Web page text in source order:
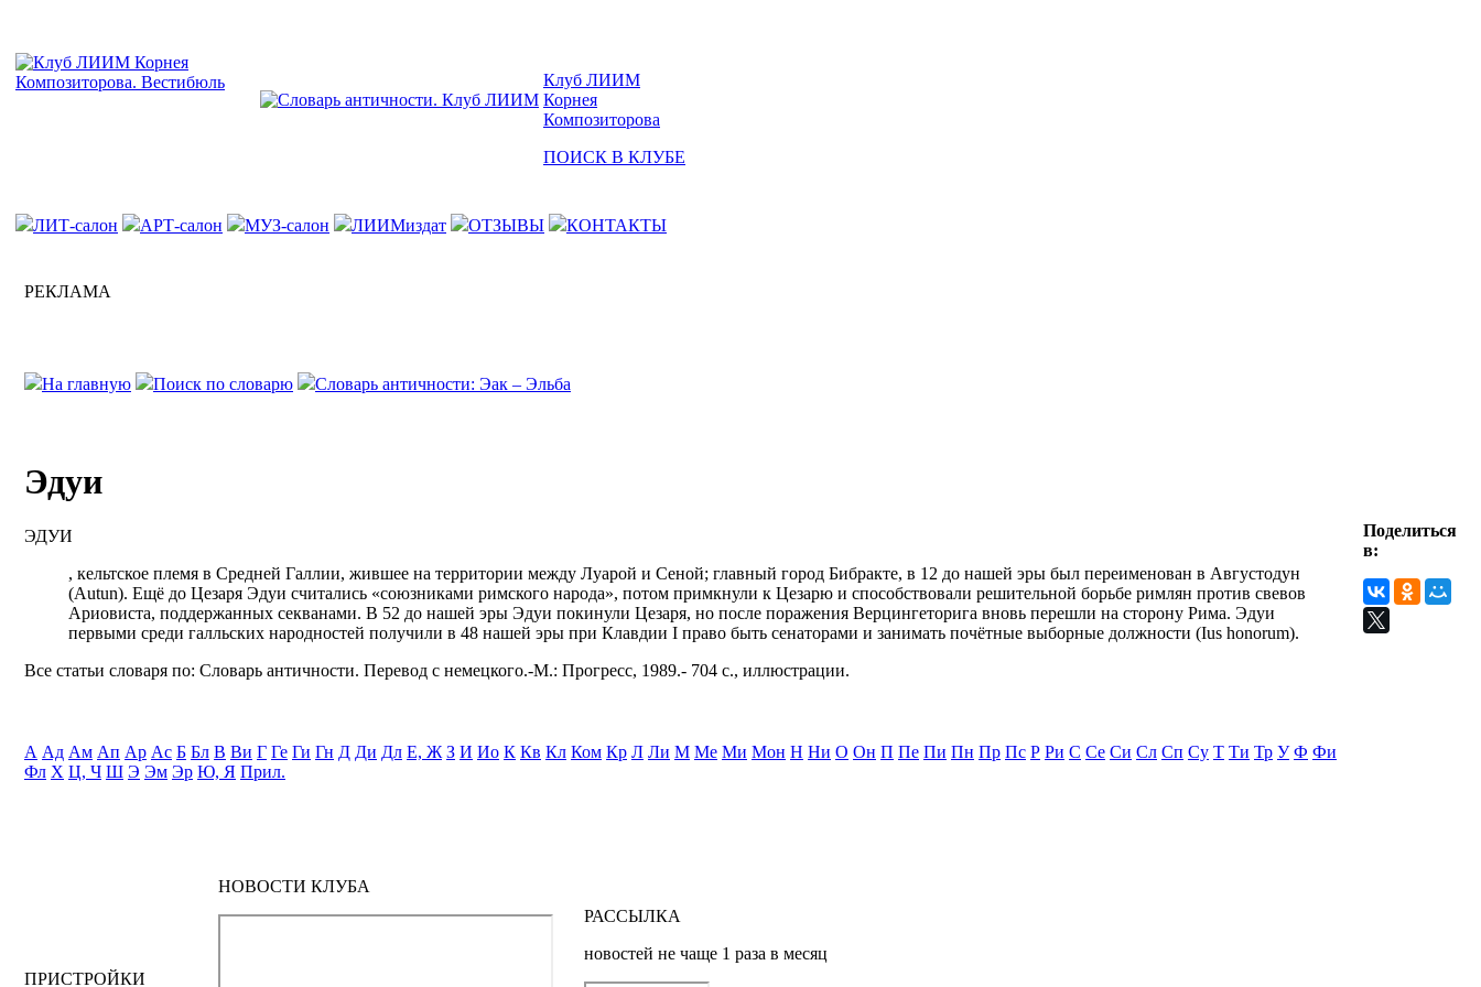
Клуб ЛИИМ
Корнея
Композиторова
ПОИСК В КЛУБЕ
ЛИТ-салон АРТ-салон МУЗ-салон ЛИИМиздат ОТЗЫВЫ КОНТАКТЫ
РЕКЛАМА
На главную Поиск по словарю Словарь античности: Эак – Эльба
Эдуи
ЭДУИ
, кельтское племя в Средней Галлии, жившее на территории между Луарой и Сеной; главный город Бибракте, в 12 до нашей эры был переименован в Августодун
(Autun). Ещё до Цезаря Эдуи считались «союзниками римского народа», потом примкнули к Цезарю и способствовали решительной борьбе римлян против свевов
Ариовиста, поддержанных секванами. В 52 до нашей эры Эдуи покинули Цезаря, но после поражения Верцингеторига вновь перешли на сторону Рима. Эдуи
первыми среди галльских народностей получили в 48 нашей эры при Клавдии I право быть сенаторами и занимать почётные выборные должности (Ius honorum).
Все статьи словаря по: Словарь античности. Перевод с немецкого.-М.: Прогресс, 1989.- 704 с., иллюстрации.
А Ад Ам Ап Ар Ас Б Бл В Ви Г Ге Ги Гн Д Ди Дл Е, Ж З И Ио К Кв Кл Ком Кр Л Ли М Ме Ми Мон Н Ни О Он П Пе Пи Пн Пр Пс Р Ри С Се Си Сл Сп Су Т Ти Тр У Ф Фи
Фл Х Ц, Ч Ш Э Эм Эр Ю, Я Прил.
Поделиться
в:
ПРИСТРОЙКИ
НОВОСТИ КЛУБА
РАССЫЛКА
новостей не чаще 1 раза в месяц